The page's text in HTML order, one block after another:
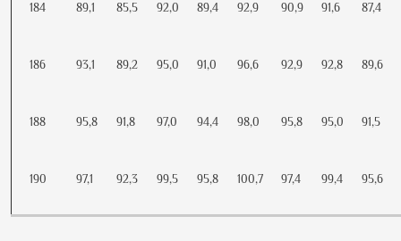
184 89,1 85,5 92,0 89,4 92,9 90,9 91,6 87,4
186 93,1 89,2 95,0 91,0 96,6 92,9 92,8 89,6
188 95,8 91,8 97,0 94,4 98,0 95,8 95,0 91,5
190 97,1 92,3 99,5 95,8 100,7 97,4 99,4 95,6